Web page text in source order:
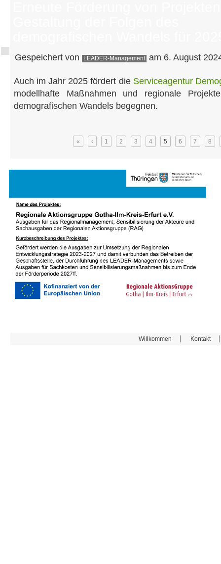
Gespeichert von LEADER-Management am 6. August
Auch im Jahr 2025 fördert die Serviceagentur
modellhafte Maßnahmen und regionale
demografischen Wandels begegnen.
« ‹ 1 2 3 4 5 6 7 8
Willkommen Kontakt